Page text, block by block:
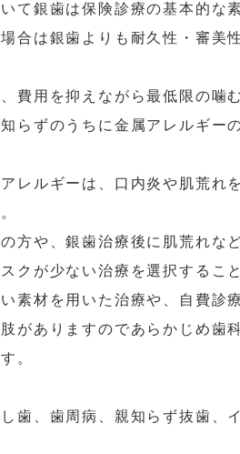
て銀歯は保険診療の基本的な
合は銀歯よりも耐久性・審美
費用を抑えながら最低限の噛
らずのうちに金属アレルギー
レルギーは、口内炎や肌荒れ
方や、銀歯治療後に肌荒れな
クが少ない治療を選択するこ
素材を用いた治療や、自費診
がありますのであらかじめ歯
。
歯、歯周病、親知らず抜歯、